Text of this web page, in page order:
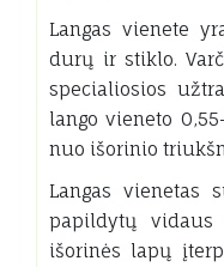
Langas vienete
durų ir stiklo.
specialiosios
lango vieneto
nuo išorinio
Langas vienetas
papildytų vidaus
išorinės lapų